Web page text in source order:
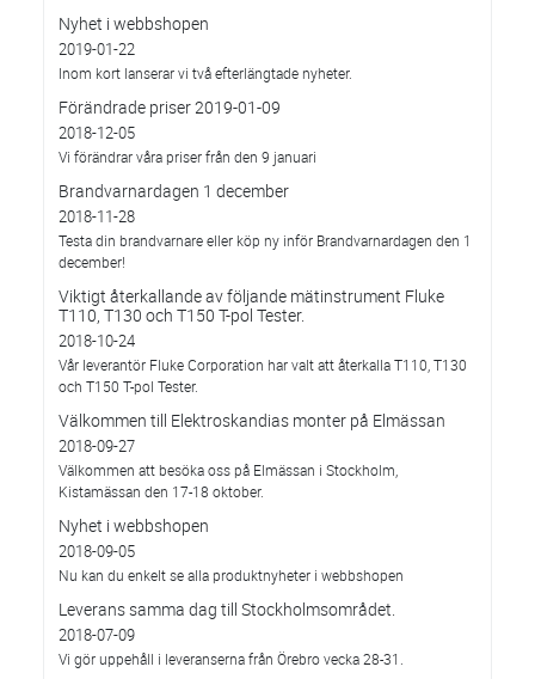
Nyhet i webbshopen
2019-01-22
Inom kort lanserar vi två efterlängtade nyheter.
Förändrade priser 2019-01-09
2018-12-05
Vi förändrar våra priser från den 9 januari
Brandvarnardagen 1 december
2018-11-28
Testa din brandvarnare eller köp ny inför Brandvarnardagen den 1
december!
Viktigt återkallande av följande mätinstrument Fluke
T110, T130 och T150 T-pol Tester.
2018-10-24
Vår leverantör Fluke Corporation har valt att återkalla T110, T130
och T150 T-pol Tester.
Välkommen till Elektroskandias monter på Elmässan
2018-09-27
Välkommen att besöka oss på Elmässan i Stockholm,
Kistamässan den 17-18 oktober.
Nyhet i webbshopen
2018-09-05
Nu kan du enkelt se alla produktnyheter i webbshopen
Leverans samma dag till Stockholmsområdet.
2018-07-09
Vi gör uppehåll i leveranserna från Örebro vecka 28-31.